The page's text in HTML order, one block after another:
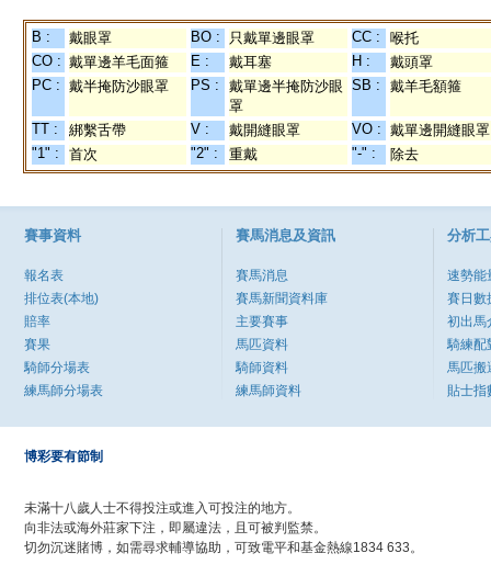
B : 戴眼罩 BO : 只戴單邊眼罩 CC :
喉托
CO : 戴單邊羊毛面箍 E : 戴耳塞 H :
戴頭罩
PC : 戴半掩防沙眼罩 PS :
戴單邊半掩防沙眼
罩
SB : 戴羊毛額箍
TT : 綁繫舌帶 V : 戴開縫眼罩 VO : 戴單邊開縫眼罩
"1" :
首次 "2" : 重戴 "-" : 除去
賽事資料
報名表
排位表(本地)
賠率
賽果
騎師分場表
練馬師分場表
賽馬消息及資訊
賽馬消息
賽馬新聞資料庫
主要賽事
馬匹資料
騎師資料
練馬師資料
分析
速勢能
賽日數
初出馬
騎練配
馬匹搬
貼士指
博彩要有節制
未滿十八歲人士不得投注或進入可投注的地方。
向非法或海外莊家下注，即屬違法，且可被判監禁。
切勿沉迷賭博，如需尋求輔導協助，可致電平和基金熱線1834 633。